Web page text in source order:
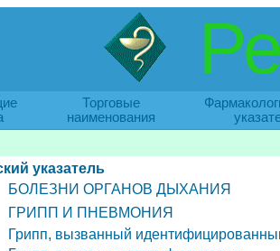
Торговые
наименования
указатель
БОЛЕЗНИ ОРГАНОВ ДЫХАНИЯ
ГРИПП И ПНЕВМОНИЯ
Грипп, вызванный